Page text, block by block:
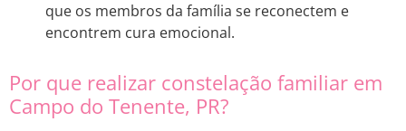
que os membros da família se reconectem e
encontrem cura emocional.
Por que realizar constelação familiar em
Campo do Tenente, PR?